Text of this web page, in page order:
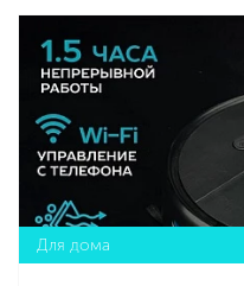
если это современная
которая берет на себя
только выбрать мясо,
кнопку — остальное
лучше для дома?
сначала рассмотрим,
получения домашнего
Для дома